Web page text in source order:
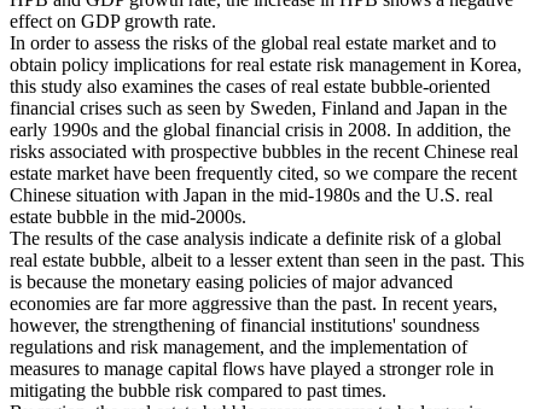
effect on GDP growth rate.
In order to assess the risks of the global real estate market and to
obtain policy implications for real estate risk management in Korea,
this study also examines the cases of real estate bubble-oriented
financial crises such as seen by Sweden, Finland and Japan in the
early 1990s and the global financial crisis in 2008. In addition, the
risks associated with prospective bubbles in the recent Chinese real
estate market have been frequently cited, so we compare the recent
Chinese situation with Japan in the mid-1980s and the U.S. real
estate bubble in the mid-2000s.
The results of the case analysis indicate a definite risk of a global
real estate bubble, albeit to a lesser extent than seen in the past. This
is because the monetary easing policies of major advanced
economies are far more aggressive than the past. In recent years,
however, the strengthening of financial institutions' soundness
regulations and risk management, and the implementation of
measures to manage capital flows have played a stronger role in
mitigating the bubble risk compared to past times.